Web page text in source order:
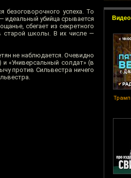
Видео
Трамп
безоговорочного успеха. То
идеальный убийца срывается
сбегает из секретного
старой школы. В их числе —
не наблюдается. Очевидно
«Универсальный солдат» (в
против Сильвестра ничего